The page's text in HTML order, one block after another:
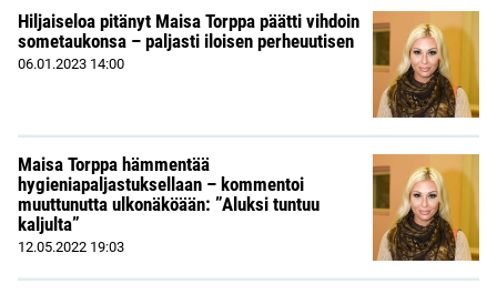
Hiljaiseloa pitänyt Maisa Torppa päätti vihdoin
sometaukonsa – paljasti iloisen perheuutisen
06.01.2023 14:00
Maisa Torppa hämmentää
hygieniapaljastuksellaan – kommentoi
muuttunutta ulkonäköään: ”Aluksi tuntuu
kaljulta”
12.05.2022 19:03